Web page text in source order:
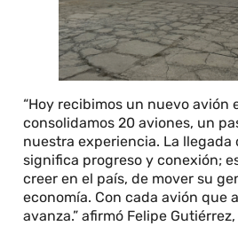
“Hoy recibimos un nuevo avión
consolidamos 20 aviones, un
nuestra experiencia. La llegada
significa progreso y conexión;
creer en el país, de mover su
economía. Con cada avión que
avanza.” afirmó Felipe